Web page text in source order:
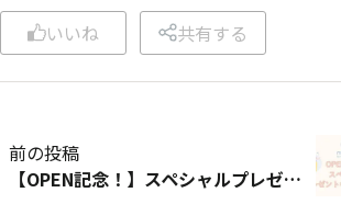
いいね 共有する
前の投稿
【OPEN記念！】スペシャルプレゼントキャンペーン🎁